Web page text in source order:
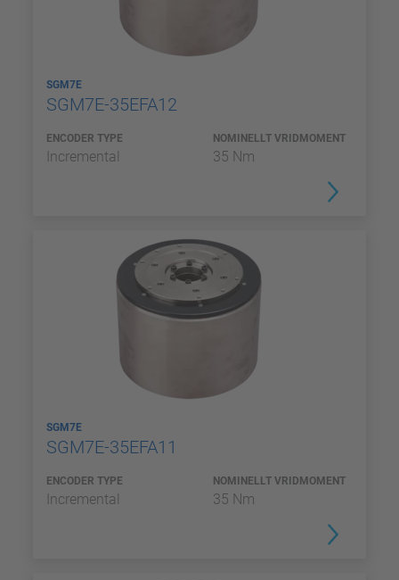
SGM7E
SGM7E-35EFA12
ENCODER TYPE
Incremental
NOMINELLT VRIDMOMENT
35 Nm
SGM7E
SGM7E-35EFA11
ENCODER TYPE
Incremental
NOMINELLT VRIDMOMENT
35 Nm